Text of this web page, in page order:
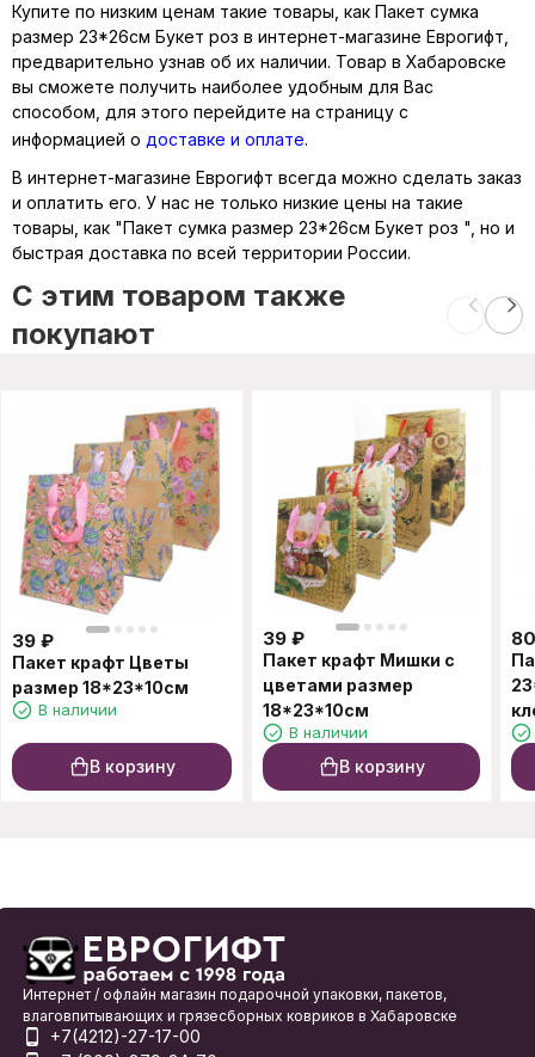
Купите по низким ценам такие товары, как Пакет сумка
размер 23*26см Букет роз в интернет-магазине Еврогифт,
предварительно узнав об их наличии. Товар в Хабаровске
вы сможете получить наиболее удобным для Вас
способом, для этого перейдите на страницу с
информацией о доставке и оплате.
В интернет-магазине Еврогифт всегда можно сделать заказ
и оплатить его. У нас не только низкие цены на такие
товары, как "Пакет сумка размер 23*26см Букет роз ", но и
быстрая доставка по всей территории России.
C этим товаром также
покупают
39 ₽
Пакет крафт Цветы
размер 18*23*10см
В наличии
В корзину
39 ₽
Пакет крафт Мишки с
цветами размер
18*23*10см
В наличии
В корзину
80
Интернет / офлайн магазин подарочной упаковки, пакетов,
влаговпитывающих и грязесборных ковриков в Хабаровске
+7(4212)-27-17-00